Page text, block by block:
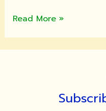
ประวัติ
Read More »